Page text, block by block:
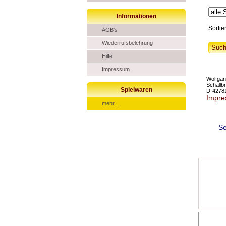
Informationen
AGB's
Wiederrufsbelehrung
Hilfe
Impressum
Spielwaren
mehr ...
D-